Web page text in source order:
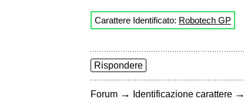
Carattere Identificato: Robotech GP
Rispondere
Forum → Identificazione carattere →